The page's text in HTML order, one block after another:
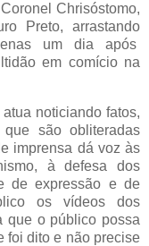
Chrisóstomo,
Preto, arrastando
um dia após
em comício na
noticiando fatos,
são obliteradas
imprensa dá voz às
à defesa dos
de expressão e de
os vídeos dos
que o público possa
foi dito e não precise